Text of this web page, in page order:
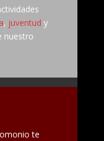
, juventud y
nuestro
te